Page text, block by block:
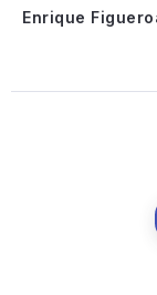
Enrique